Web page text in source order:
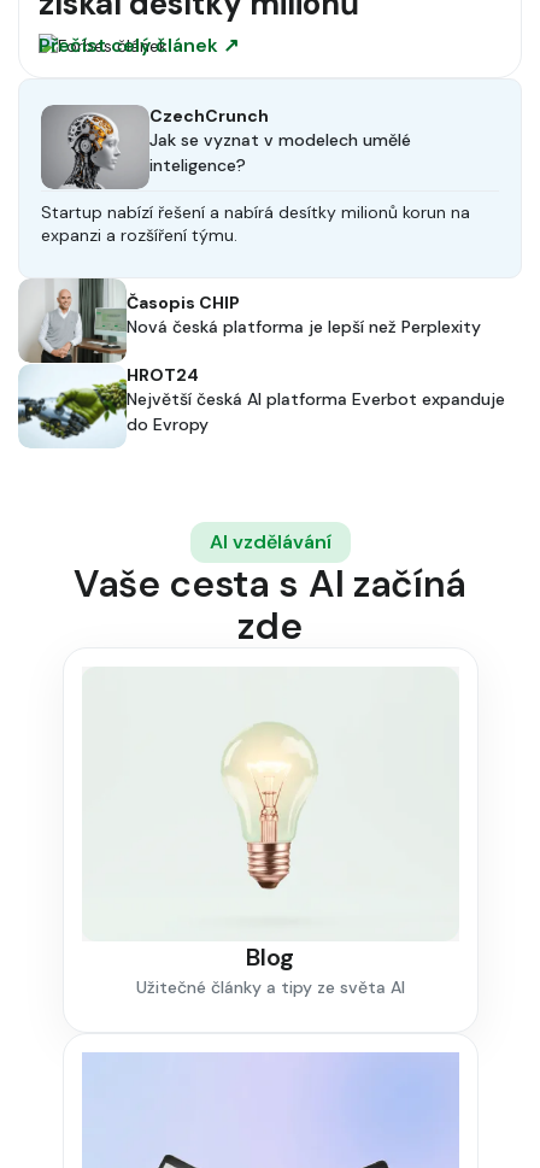
Přečíst celý článek ↗
CzechCrunch
Jak se vyznat v modelech umělé
inteligence?
Startup nabízí řešení a nabírá desítky milionů korun na
expanzi a rozšíření týmu.
Časopis CHIP
Nová česká platforma je lepší než Perplexity
HROT24
Největší česká AI platforma Everbot expanduje
do Evropy
AI vzdělávání
Vaše cesta s AI začíná
zde
Blog
Užitečné články a tipy ze světa AI